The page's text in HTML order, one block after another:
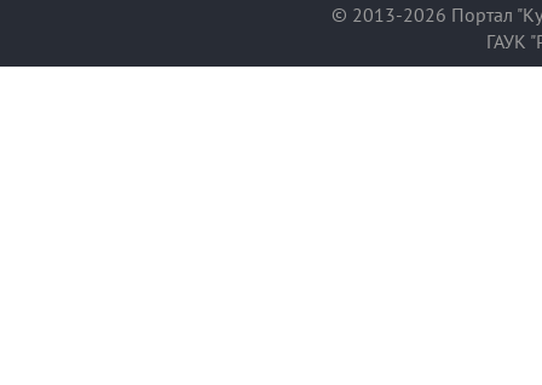
© 2013-2026 Портал
ГАУК